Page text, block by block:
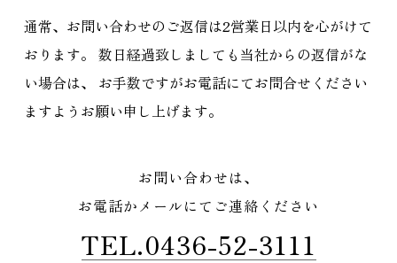
通常、お問い合わせのご返信は2営業日以内を心がけて
おります。 数日経過致しましても当社からの返信がな
い場合は、
お手数ですがお電話にてお問合せください
ますようお願い申し上げます。
お問い合わせは、
お電話かメールにてご連絡ください
TEL.0436-52-3111